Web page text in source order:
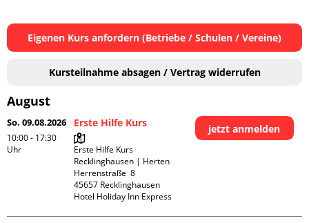
Eigenen Kurs anfordern (Betriebe / Schulen / Vereine)
Kursteilnahme absagen / Vertrag widerrufen
August
So. 09.08.2026
10:00 - 17:30
Uhr
Erste Hilfe Kurs
Erste Hilfe Kurs
Recklinghausen | Herten
Herrenstraße  8
45657 Recklinghausen
Hotel Holiday Inn Express
jetzt anmelden